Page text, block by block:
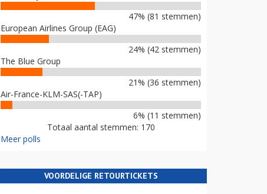
47% (81 stemmen)
European Airlines Group (EAG)
24% (42 stemmen)
The Blue Group
21% (36 stemmen)
Air-France-KLM-SAS(-TAP)
6% (11 stemmen)
Totaal aantal stemmen: 170
Meer polls
VOORDELIGE RETOURTICKETS